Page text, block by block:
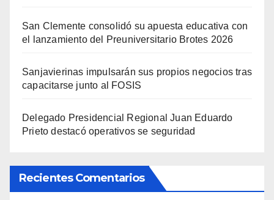
San Clemente consolidó su apuesta educativa con
el lanzamiento del Preuniversitario Brotes 2026
Sanjavierinas impulsarán sus propios negocios tras
capacitarse junto al FOSIS
Delegado Presidencial Regional Juan Eduardo
Prieto destacó operativos se seguridad
Recientes Comentarios